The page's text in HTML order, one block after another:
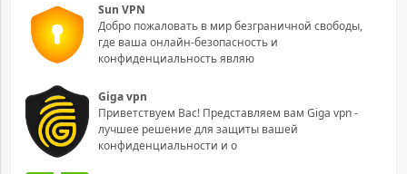
Sun VPN
Добро пожаловать в мир безграничной свободы,
где ваша онлайн-безопасность и
конфиденциальность являю
Giga vpn
Приветствуем Вас! Представляем вам Giga vpn -
лучшее решение для защиты вашей
конфиденциальности и о